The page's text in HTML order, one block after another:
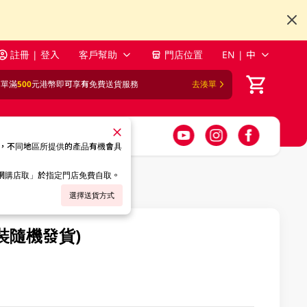
註冊 | 登入 客戶幫助 門店位置 EN | 中
滿500元港幣即可享有免費送貨服務 去湊單
不同地區所提供的產品有機會具
店取」於指定門店免費自取。
選擇送貨方式
隨機發貨)